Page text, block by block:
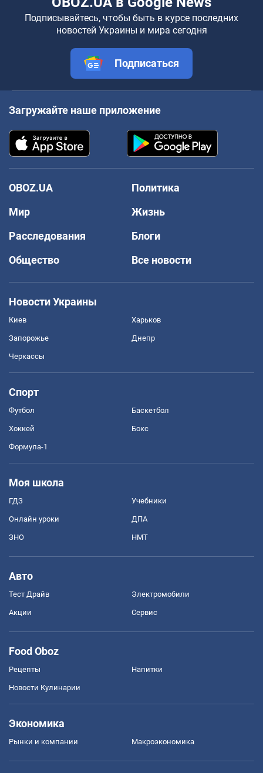
Подписывайтесь, чтобы быть в курсе последних
новостей Украины и мира сегодня
Подписаться
Загружайте наше приложение
OBOZ.UA
Политика
Мир
Жизнь
Расследования
Блоги
Общество
Все новости
Новости Украины
Киев Харьков
Запорожье Днепр
Черкассы
Спорт
Футбол Баскетбол
Хоккей Бокс
Формула-1
Моя школа
ГДЗ Учебники
Онлайн уроки ДПА
ЗНО НМТ
Авто
Тест Драйв Электромобили
Акции Сервис
Food Oboz
Рецепты Напитки
Новости Кулинарии
Экономика
Рынки и компании Mакроэкономика